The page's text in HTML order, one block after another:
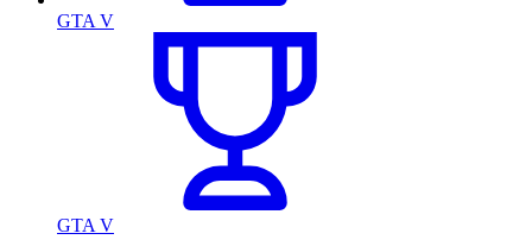
GTA V
GTA V